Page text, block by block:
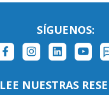
SÍGUENOS:
LEE NUESTRAS